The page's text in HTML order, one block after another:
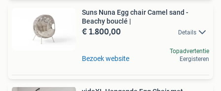
Suns Nuna Egg chair Camel sand -
Beachy bouclé |
€ 1.800,00 Details
Bezoek website
Topadvertentie
Eergisteren